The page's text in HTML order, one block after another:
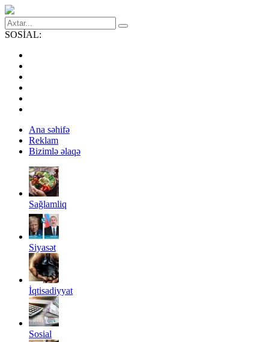
SOSİAL:
Ana səhifə
Reklam
Bizimlə əlaqə
Sağlamliq
Siyasət
İqtisadiyyat
Sosial